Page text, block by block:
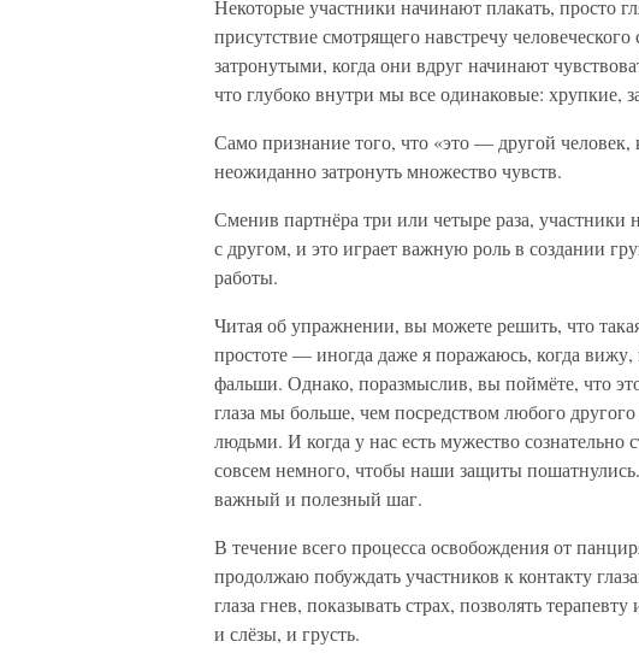
Некоторые участники начинают плакать, просто
присутствие смотрящего навстречу
затронутыми, когда они вдруг начинают
что глубоко внутри мы все одинаковые: хрупкие,
Само признание того, что «это — другой
неожиданно затронуть множество чувств.
Сменив партнёра три или четыре раза,
с другом, и это играет важную роль в создании
работы.
Читая об упражнении, вы можете решить, что
простоте — иногда даже я поражаюсь, когда
фальши. Однако, поразмыслив, вы поймёте, что
глаза мы больше, чем посредством любого
людьми. И когда у нас есть мужество сознательно
совсем немного, чтобы наши защиты
важный и полезный шаг.
В течение всего процесса освобождения от
продолжаю побуждать участников к контакту
глаза гнев, показывать страх, позволять
и слёзы, и грусть.